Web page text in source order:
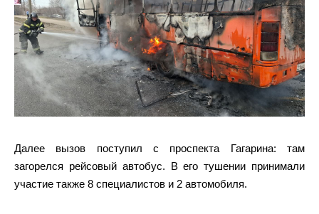
Далее вызов поступил с проспекта Гагарина: там
загорелся рейсовый автобус. В его тушении принимали
участие также 8 специалистов и 2 автомобиля.